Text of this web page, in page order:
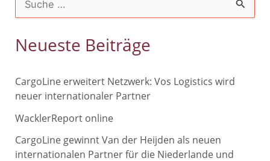
u
c
e
n
n
a
c
Neueste Beiträge
CargoLine erweitert Netzwerk: Vos Logistics wird
neuer internationaler Partner
WacklerReport online
CargoLine gewinnt Van der Heijden als neuen
internationalen Partner für die Niederlande und